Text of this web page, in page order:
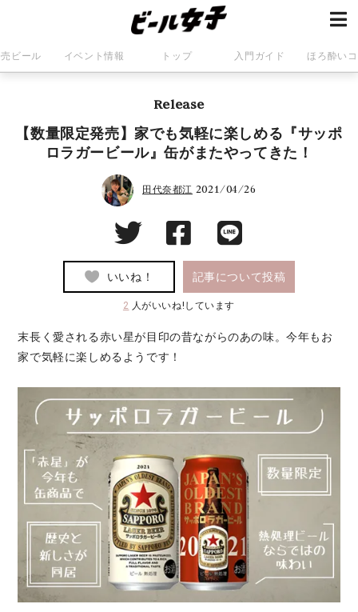
ビール イベント情報 トップ 入門ガイド ほろ酔い
Release
【数量限定発売】家でも気軽に楽しめる『サッポ
ロラガービール』缶がまたやってきた！
田代奈都江 2021/04/26
いいね！ 記事について投稿
2 人がいいね!しています
末長く愛される赤い星が目印の昔ながらのあの味。今年もお
家で気軽に楽しめるようです！